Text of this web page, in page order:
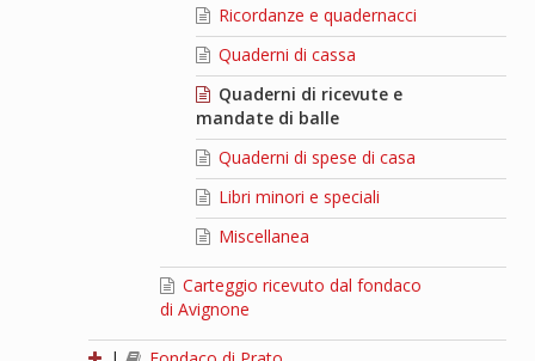
Ricordanze e quadernacci
Quaderni di cassa
Quaderni di ricevute e
mandate di balle
Quaderni di spese di casa
Libri minori e speciali
Miscellanea
Carteggio ricevuto dal fondaco
di Avignone